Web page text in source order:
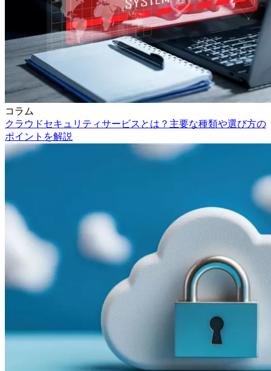
コラム
クラウドセキュリティサービスとは？主要な種類や選び方の
ポイントを解説